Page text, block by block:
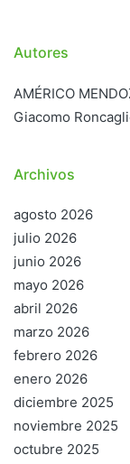
Autores
AMÉRICO
Giacomo
Archivos
agosto 2026
julio 2026
junio 2026
mayo 2026
abril 2026
marzo 2026
febrero 2026
enero 2026
diciembre 2025
noviembre 2025
octubre 2025